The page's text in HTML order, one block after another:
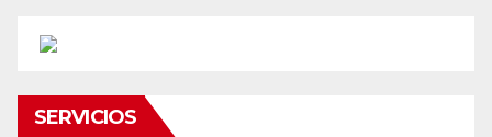
SERVICIOS